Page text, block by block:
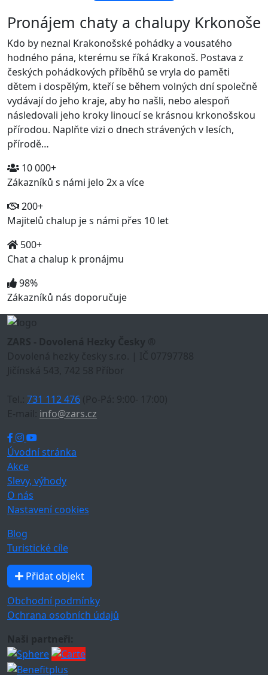
Pronájem chaty a chalupy Krkonoše
Kdo by neznal Krakonošské pohádky a vousatého
hodného pána, kterému se říká Krakonoš. Postava z
českých pohádkových příběhů se vryla do paměti
dětem i dospělým, kteří se během volných dní společně
vydávají do jeho kraje, aby ho našli, nebo alespoň
následovali jeho kroky linoucí se krásnou krkonošskou
přírodou. Naplňte vizi o dnech strávených v lesích,
přírodě…
10 000+
Zákazníků s námi jelo 2x a více
200+
Majitelů chalup je s námi přes 10 let
500+
Chat a chalup k pronájmu
98%
Zákazníků nás doporučuje
ZARS - Dovolená Hezky Česky ®
Dovolená hezky česky s.r.o. | IČ 07797788
Jičínská 543, 742 58 Příbor
Tel.: 731 112 476 (Po-Pá: 9:00- 17:00)
E-mail: info@zars.cz
Úvodní stránka
Akce
Slevy, výhody
O nás
Nastavení cookies
Blog
Turistické cíle
Přidat objekt
Obchodní podmínky
Ochrana osobních údajů
Naši partneři: